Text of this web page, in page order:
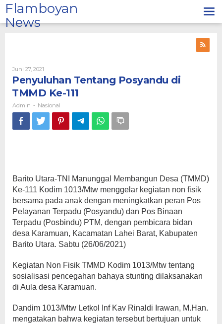
Lewati
ke
konten
Flamboyan
News
Juni 27, 2021
Admin
Penyuluhan Tentang Posyandu di
TMMD Ke-111
Admin - Nasional
Barito Utara-TNI Manunggal Membangun Desa (TMMD)
Ke-111 Kodim 1013/Mtw menggelar kegiatan non fisik
bersama pada anak dengan meningkatkan peran Pos
Pelayanan Terpadu (Posyandu) dan Pos Binaan
Terpadu (Posbindu) PTM, dengan pembicara bidan
desa Karamuan, Kacamatan Lahei Barat, Kabupaten
Barito Utara. Sabtu (26/06/2021)
Kegiatan Non Fisik TMMD Kodim 1013/Mtw tentang
sosialisasi pencegahan bahaya stunting dilaksanakan
di Aula desa Karamuan.
Dandim 1013/Mtw Letkol Inf Kav Rinaldi Irawan, M.Han.
mengatakan bahwa kegiatan tersebut bertujuan untuk